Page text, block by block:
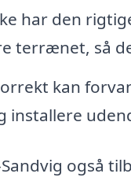
har den
terrænet, så
kan
også